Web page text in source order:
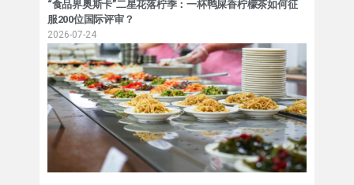
“食品界奥斯卡”二星花落柠季：一杯鸭屎香柠檬茶如何征
服200位国际评审？
2026-07-24